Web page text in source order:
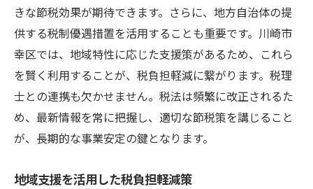
きな節税効果が期待できます。さらに、地方自治体の提
供する税制優遇措置を活用することも重要です。川崎市
幸区では、地域特性に応じた支援策があるため、これら
を賢く利用することが、税負担軽減に繋がります。税理
士との連携も欠かせません。税法は頻繁に改正されるた
め、最新情報を常に把握し、適切な節税策を講じること
が、長期的な事業安定の鍵となります。
地域支援を活用した税負担軽減策